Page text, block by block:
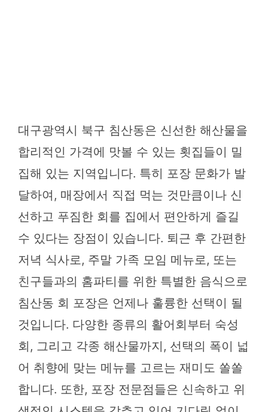
대구광역시 북구 침산동은 신선한 해산물을
합리적인 가격에 맛볼 수 있는 횟집들이 밀
집해 있는 지역입니다. 특히 포장 문화가 발
달하여, 매장에서 직접 먹는 것만큼이나 신
선하고 푸짐한 회를 집에서 편안하게 즐길
수 있다는 장점이 있습니다. 퇴근 후 간편한
저녁 식사로, 주말 가족 모임 메뉴로, 또는
친구들과의 홈파티를 위한 특별한 음식으로
침산동 회 포장은 언제나 훌륭한 선택이 될
것입니다. 다양한 종류의 활어회부터 숙성
회, 그리고 각종 해산물까지, 선택의 폭이 넓
어 취향에 맞는 메뉴를 고르는 재미도 쏠쏠
합니다. 또한, 포장 전문점들은 신속하고 위